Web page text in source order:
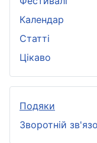
Календар
Статті
Цікаво
Подяки
Зворотній